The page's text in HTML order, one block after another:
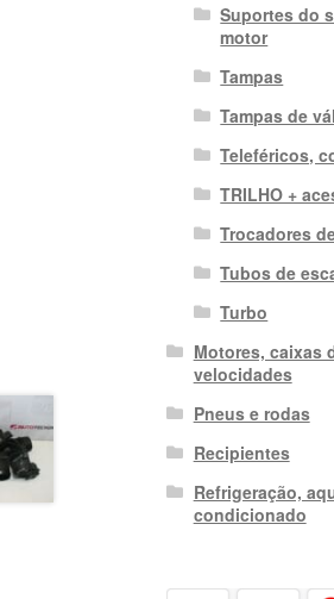
Suportes do
motor
Tampas
Tampas de
Teleféricos,
TRILHO +
Trocadores
Tubos de
Turbo
Motores, caixas
velocidades
Pneus e rodas
Recipientes
Refrigeração,
condicionado